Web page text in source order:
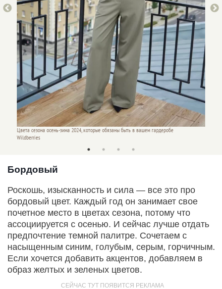
Цвета сезона осень-зима 2024, которые обязаны быть в вашем гардеробе
Wildberries
Бордовый
Роскошь, изысканность и сила — все это про
бордовый цвет. Каждый год он занимает свое
почетное место в цветах сезона, потому что
ассоциируется с осенью. И сейчас лучше отдать
предпочтение темной палитре. Сочетаем с
насыщенным синим, голубым, серым, горчичным.
Если хочется добавить акцентов, добавляем в
образ желтых и зеленых цветов.